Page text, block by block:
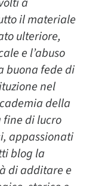
il materiale
ulteriore,
e l’abuso
buona fede di
nel
della
fine di lucro
appassionati
blog la
di additare e